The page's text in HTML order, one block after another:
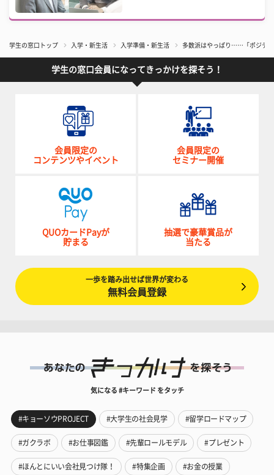
学生の窓口トップ 入学・新生活 入学準備・新生活 多数派はやっぱり……「ポジティ
学生の窓口会員になってきっかけを探そう！
会員限定の
コンテンツやイベント
会員限定の
セミナー開催
QUOカードPayが
貯まる
抽選で豪華賞品が
当たる
一歩を踏み出せば世界が変わる
無料会員登録
気になる #キーワード をタッチ
#キョーソウPROJECT #大学生の社会見学 #留学ロードマップ
#ガクラボ #お仕事図鑑 #先輩ロールモデル #プレゼント
#ほんとにいい会社見つけ隊！ #特集企画 #お金の授業